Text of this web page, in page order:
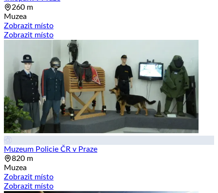
260 m
Muzea
Zobrazit místo
Zobrazit místo
Muzeum Policie ČR v Praze
820 m
Muzea
Zobrazit místo
Zobrazit místo